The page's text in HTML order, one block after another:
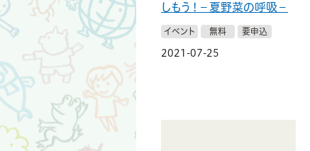
しもう！－夏野菜の呼吸－
イベント 無料 要申込
2021-07-25